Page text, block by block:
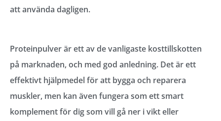
att använda dagligen.
Proteinpulver är ett av de vanligaste kosttillskotten
på marknaden, och med god anledning. Det är ett
effektivt hjälpmedel för att bygga och reparera
muskler, men kan även fungera som ett smart
komplement för dig som villgå ner i vikteller